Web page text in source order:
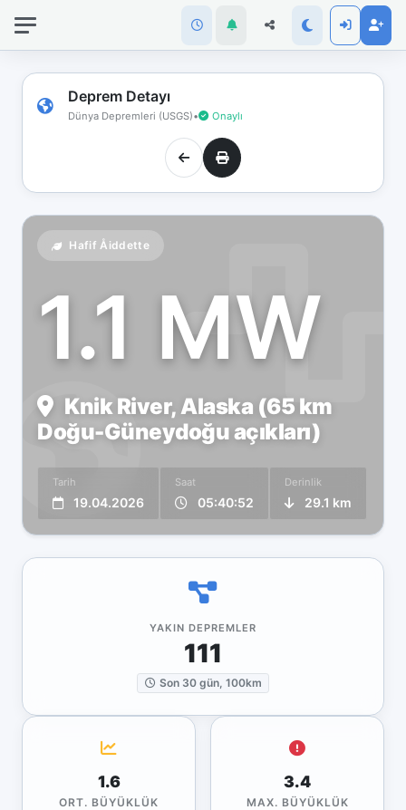
Deprem Detayı
Dünya Depremleri (USGS)• Onaylı
Hafif Åiddette
1.1 MW
Knik River, Alaska (65 km
Doğu-Güneydoğu açıkları)
Tarih
19.04.2026
Saat
05:40:52
Derinlik
29.1 km
YAKIN DEPREMLER
111
Son 30 gün, 100km
1.6
ORT. BÜYÜKLÜK
3.4
MAX. BÜYÜKLÜK
bağlantınız
koptu!
Çevrimdışı
moddasınız.